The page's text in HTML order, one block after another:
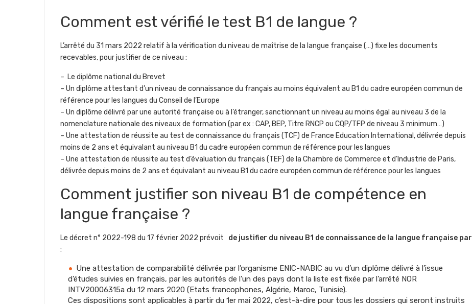
Comment est vérifié le test B1 de langue ?
L’arrêté du 31 mars 2022 relatif à la vérification du niveau de maîtrise de la langue française (…) fixe les documents
recevables, pour justifier de ce niveau :
– Le diplôme national du Brevet
– Un diplôme attestant d’un niveau de connaissance du français au moins équivalent au B1 du cadre européen commun de
référence pour les langues du Conseil de l’Europe
– Un diplôme délivré par une autorité française ou à l’étranger, sanctionnant un niveau au moins égal au niveau 3 de la
nomenclature nationale des niveaux de formation (par ex : CAP, BEP, Titre RNCP ou CQP/TFP de niveau 3 minimum…)
– Une attestation de réussite au test de connaissance du français (TCF) de France Education International, délivrée depuis
moins de 2 ans et équivalant au niveau B1 du cadre européen commun de référence pour les langues
– Une attestation de réussite au test d’évaluation du français (TEF) de la Chambre de Commerce et d’Industrie de Paris,
délivrée depuis moins de 2 ans et équivalant au niveau B1 du cadre européen commun de référence pour les langues
Comment justifier son niveau B1 de compétence en
langue française ?
Le décret n° 2022-198 du 17 février 2022 prévoit de justifier du niveau B1 de connaissance de la langue française par
:
Une attestation de comparabilité délivrée par l’organisme ENIC-NABIC au vu d’un diplôme délivré à l’issue
d’études suivies en français, par les autorités de l’un des pays dont la liste est fixée par l’arrêté NOR
INTV20006315a du 12 mars 2020 (Etats francophones, Algérie, Maroc, Tunisie).
Ces dispositions sont applicables à partir du 1er mai 2022, c’est-à-dire pour tous les dossiers qui seront instruits